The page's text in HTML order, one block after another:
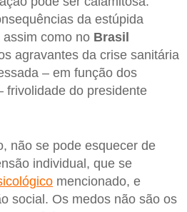
da estúpida
assim como no Brasil
agravantes da crise sanitária
– em função dos
frivolidade do presidente
não se pode esquecer de
individual, que se
mencionado, e
social. Os medos não são os